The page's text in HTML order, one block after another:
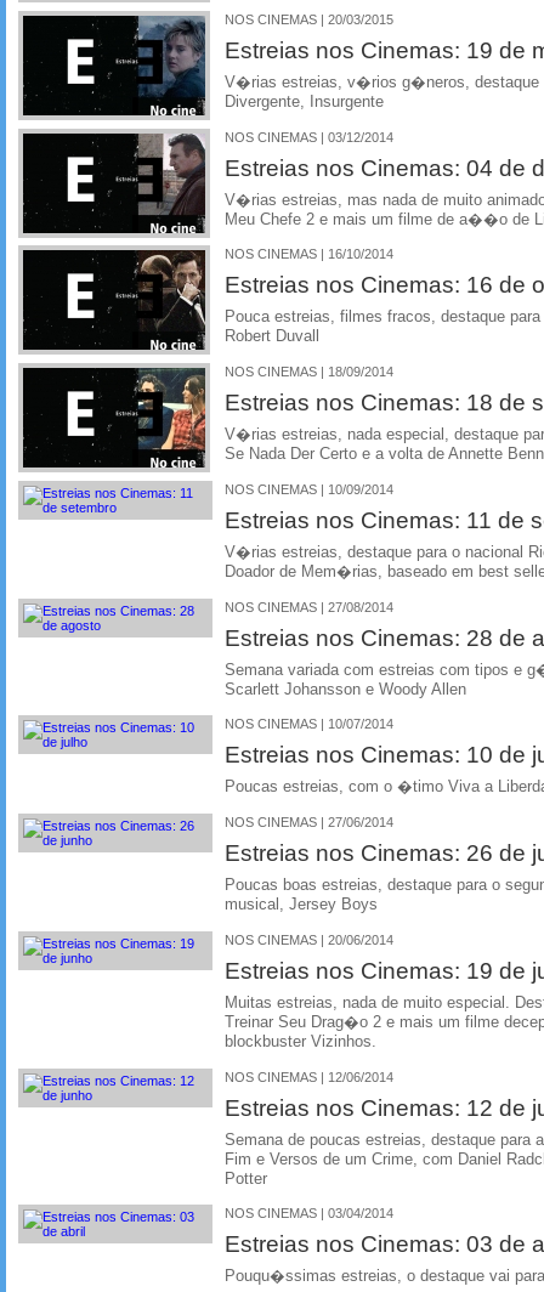
NOS CINEMAS | 20/03/2015
Estreias nos Cinemas: 19 de
V�rias estreias, v�rios g�neros, destaque
Divergente, Insurgente
NOS CINEMAS | 03/12/2014
Estreias nos Cinemas: 04 de
V�rias estreias, mas nada de muito
Meu Chefe 2 e mais um filme de a��o de
NOS CINEMAS | 16/10/2014
Estreias nos Cinemas: 16 de
Pouca estreias, filmes fracos, destaque
Robert Duvall
NOS CINEMAS | 18/09/2014
Estreias nos Cinemas: 18 de
V�rias estreias, nada especial, destaque
Se Nada Der Certo e a volta de Annette
NOS CINEMAS | 10/09/2014
Estreias nos Cinemas: 11 de
V�rias estreias, destaque para o nacional
Doador de Mem�rias, baseado em best
NOS CINEMAS | 27/08/2014
Estreias nos Cinemas: 28 de
Semana variada com estreias com tipos e
Scarlett Johansson e Woody Allen
NOS CINEMAS | 10/07/2014
Estreias nos Cinemas: 10 de
Poucas estreias, com o �timo Viva a
NOS CINEMAS | 27/06/2014
Estreias nos Cinemas: 26 de
Poucas boas estreias, destaque para o
musical, Jersey Boys
NOS CINEMAS | 20/06/2014
Estreias nos Cinemas: 19 de
Muitas estreias, nada de muito especial.
Treinar Seu Drag�o 2 e mais um filme
blockbuster Vizinhos.
NOS CINEMAS | 12/06/2014
Estreias nos Cinemas: 12 de
Semana de poucas estreias, destaque para
Fim e Versos de um Crime, com Daniel
Potter
NOS CINEMAS | 03/04/2014
Estreias nos Cinemas: 03 de
Pouqu�ssimas estreias, o destaque vai